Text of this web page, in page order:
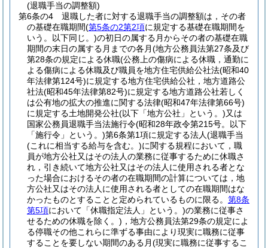
(退職手当の調整額)
第6条の4
退職した者に対する退職手当の調整額は，その者
の基礎在職期間(第5条の2第2項に規定する基礎在職期間を
いう。以下同じ。)の初日の属する月からその者の基礎在職
期間の末日の属する月までの各月(地方公務員法第27条及び
第28条の規定による休職(公務上の傷病による休職，通勤に
よる傷病による休職及び職員を地方住宅供給公社法(昭和40
年法律第124号)に規定する地方住宅供給公社，地方道路公
社法(昭和45年法律第82号)に規定する地方道路公社若しく
は公有地の拡大の推進に関する法律(昭和47年法律第66号)
に規定する土地開発公社(以下「地方公社」という。)又は
国家公務員退職手当法施行令(昭和28年政令第215号。以下
「施行令」という。)第6条第1項に規定する法人(退職手当
(これに相当する給与を含む。)に関する規程において，職
員が地方公社又はその法人の業務に従事するために休職さ
れ，引き続いて地方公社又はその法人に使用される者とな
った場合におけるその者の在職期間の計算については，地
方公社又はその法人に使用される者としての在職期間はな
かったものとすることと定められているものに限る。 第8条
第5項において「休職指定法人」という。)の業務に従事さ
せるための休職を除く。) ，地方公務員法第29条の規定によ
る停職その他これらに準ずる事由により現実に職務に従事
することを要しない期間のある月(現実に職務に従事するこ